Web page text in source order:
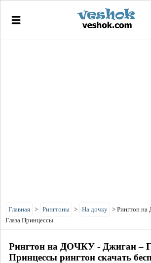
Главная > Рингтоны > На дочку > Рингтон
Глаза Принцессы
Рингтон на ДОЧКУ - Джиган –
Принцессы рингтон скачать